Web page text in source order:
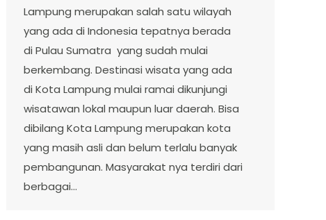
Lampung merupakan salah satu wilayah
yang ada di Indonesia tepatnya berada
di Pulau Sumatra yang sudah mulai
berkembang. Destinasi wisata yang ada
di Kota Lampung mulai ramai dikunjungi
wisatawan lokal maupun luar daerah. Bisa
dibilang Kota Lampung merupakan kota
yang masih asli dan belum terlalu banyak
pembangunan. Masyarakat nya terdiri dari
berbagai…